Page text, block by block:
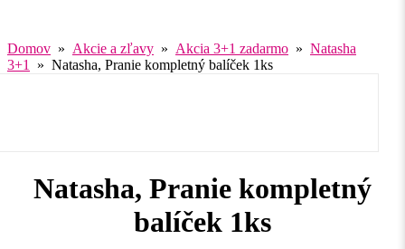
Domov » Akcie a zľavy » Akcia 3+1 zadarmo » Natasha
3+1
» Natasha, Pranie kompletný balíček 1ks
Natasha, Pranie kompletný
balíček 1ks